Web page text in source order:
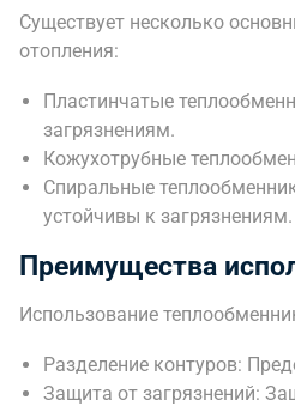
Существует несколько
отопления:
Пластинчатые
загрязнениям.
Кожухотрубные
Спиральные
устойчивы к загрязнениям.
Преимущества
Использование
Разделение контуров:
Защита от загрязнений: